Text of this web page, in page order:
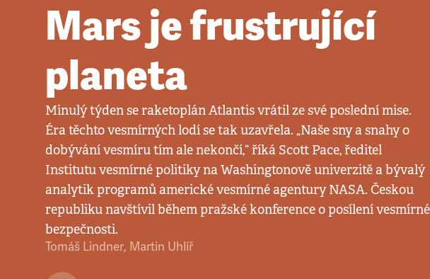
Mars je frustrující
planeta
Minulý týden se raketoplán Atlantis vrátil ze své poslední mise.
Éra těchto vesmírných lodí se tak uzavřela. „Naše sny a snahy o
dobývání vesmíru tím ale nekončí,“ říká Scott Pace, ředitel
Institutu vesmírné politiky na Washingtonově univerzitě a bývalý
analytik programů americké vesmírné agentury NASA. Českou
republiku navštívil během pražské konference o posílení vesmírné
bezpečnosti.
Tomáš Lindner, Martin Uhlíř